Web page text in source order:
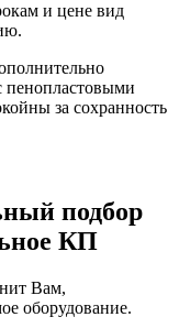
и цене вид
пенопластовыми
за сохранность
подбор
КП
Вам,
оборудование.